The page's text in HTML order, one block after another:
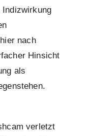
Indizwirkung
nach
Hinsicht
als
verletzt